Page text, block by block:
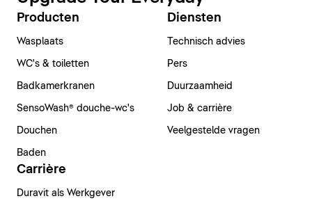
Producten
Wasplaats
WC's & toiletten
Badkamerkranen
SensoWash® douche-wc's
Douchen
Baden
Diensten
Technisch advies
Pers
Duurzaamheid
Job & carrière
Veelgestelde vragen
Carrière
Duravit als Werkgever